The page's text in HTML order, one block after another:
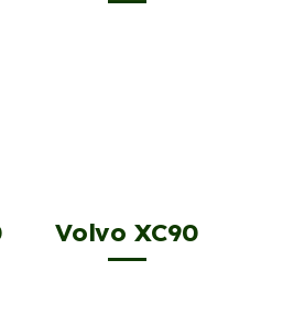
Volvo XC90